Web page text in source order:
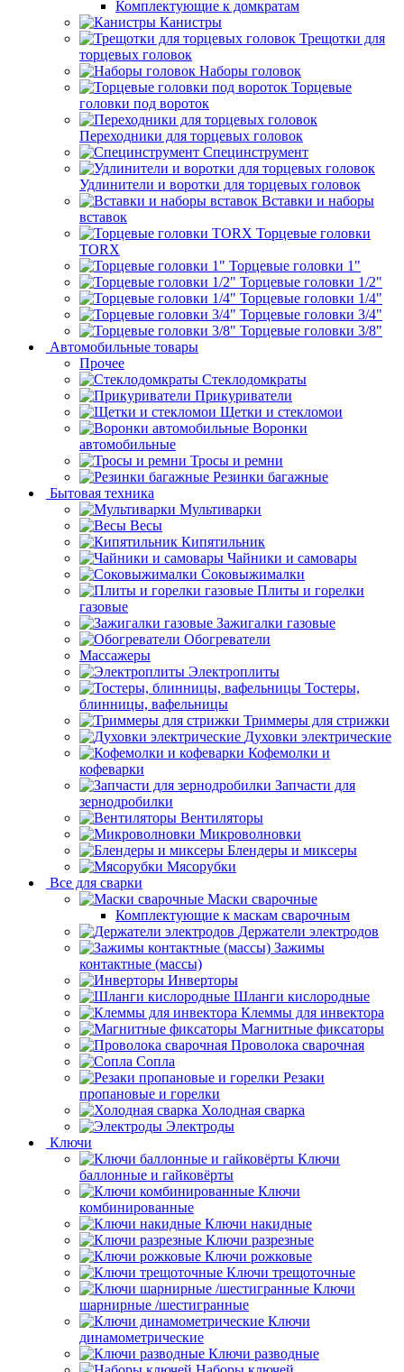
Комплектующие к домкратам
Канистры
Трещотки для
торцевых головок
Наборы головок
Торцевые
головки под вороток
Переходники для торцевых головок
Специнструмент
Удлинители и воротки для торцевых головок
Вставки и наборы
вставок
Торцевые головки
TORX
Торцевые головки 1"
Торцевые головки 1/2"
Торцевые головки 1/4"
Торцевые головки 3/4"
Торцевые головки 3/8"
Автомобильные товары
Прочее
Стеклодомкраты
Прикуриватели
Щетки и стекломои
Воронки
автомобильные
Тросы и ремни
Резинки багажные
Бытовая техника
Мультиварки
Весы
Кипятильник
Чайники и самовары
Соковыжималки
Плиты и горелки
газовые
Зажигалки газовые
Обогреватели
Массажеры
Электроплиты
Тостеры,
блинницы, вафельницы
Триммеры для стрижки
Духовки электрические
Кофемолки и
кофеварки
Запчасти для
зернодробилки
Вентиляторы
Микроволновки
Блендеры и миксеры
Мясорубки
Все для сварки
Маски сварочные
Комплектующие к маскам сварочным
Держатели электродов
Зажимы
контактные (массы)
Инверторы
Шланги кислородные
Клеммы для инвектора
Магнитные фиксаторы
Проволока сварочная
Сопла
Резаки
пропановые и горелки
Холодная сварка
Электроды
Ключи
Ключи
баллонные и гайковёрты
Ключи
комбинированные
Ключи накидные
Ключи разрезные
Ключи рожковые
Ключи трещоточные
Ключи
шарнирные /шестигранные
Ключи
динамометрические
Ключи разводные